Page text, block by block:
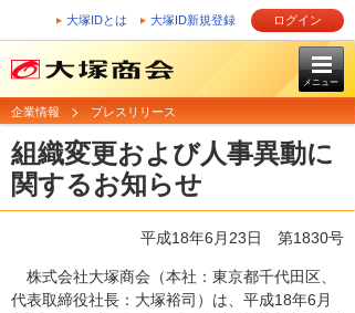
大塚IDとは 大塚ID新規登録 ログイン
メニュー
企業情報 プレスリリース
組織変更および人事異動に
関するお知らせ
平成18年6月23日 第1830号
株式会社大塚商会（本社：東京都千代田区、
代表取締役社長：大塚裕司）は、平成18年6月